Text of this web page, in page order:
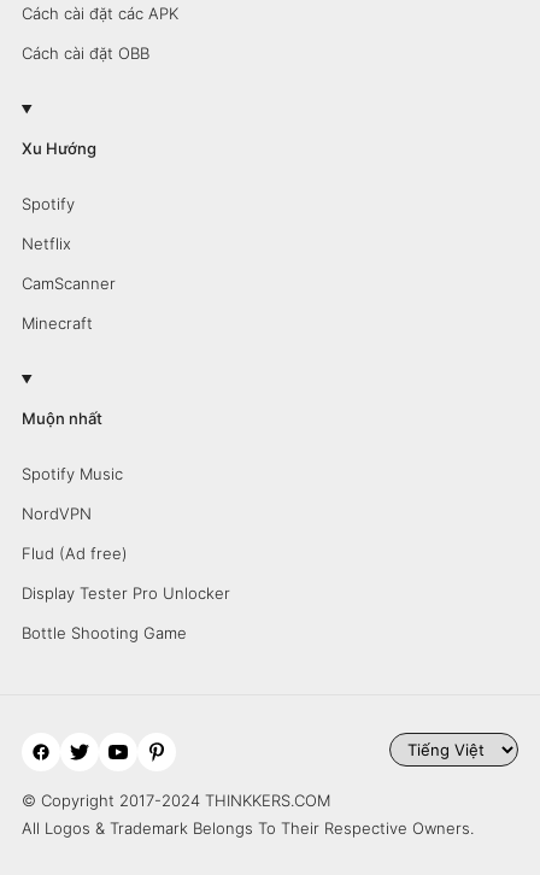
Cách cài đặt các APK
Cách cài đặt OBB
Xu Hướng
Spotify
Netflix
CamScanner
Minecraft
Muộn nhất
Spotify Music
NordVPN
Flud (Ad free)
Display Tester Pro Unlocker
Bottle Shooting Game
© Copyright 2017-2024 THINKKERS.COM
All Logos & Trademark Belongs To Their Respective Owners.